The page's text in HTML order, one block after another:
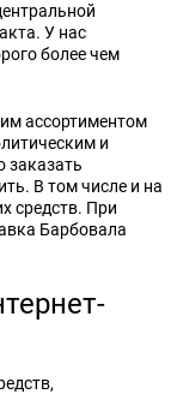
У нас
более чем
ассортиментом
и
заказать
В том числе и на
средств. При
Барбовала